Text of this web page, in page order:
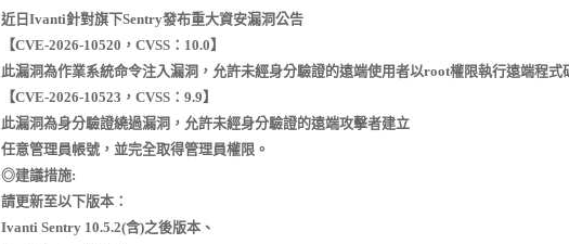
近日Ivanti針對旗下Sentry發布重大資安漏洞公告
【CVE-2026-10520，CVSS：10.0】
此漏洞為作業系統命令注入漏洞，允許未經身分驗證的遠端使用者以root權限執行遠端程式
【CVE-2026-10523，CVSS：9.9】
此漏洞為身分驗證繞過漏洞，允許未經身分驗證的遠端攻擊者建立
任意管理員帳號，並完全取得管理員權限。
◎建議措施:
請更新至以下版本：
Ivanti Sentry 10.5.2(含)之後版本、